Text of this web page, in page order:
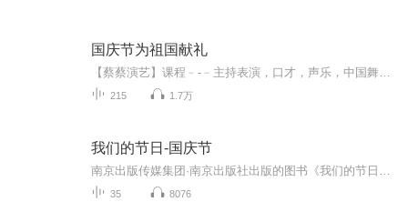
国庆节为祖国献礼
215 1.7万
我们的节日-国庆节
35 8076